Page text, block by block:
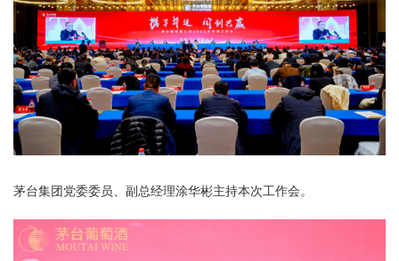
茅台集团党委委员、副总经理涂华彬主持本次工作会。